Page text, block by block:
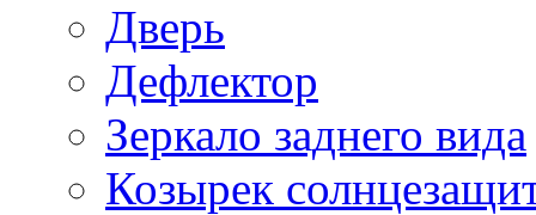
Дверь
Дефлектор
Зеркало заднего вида
Козырек